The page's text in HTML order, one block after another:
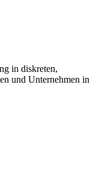
in diskreten,
und Unternehmen in